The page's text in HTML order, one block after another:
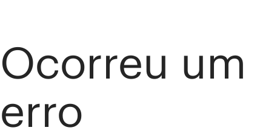
Ocorreu um
erro